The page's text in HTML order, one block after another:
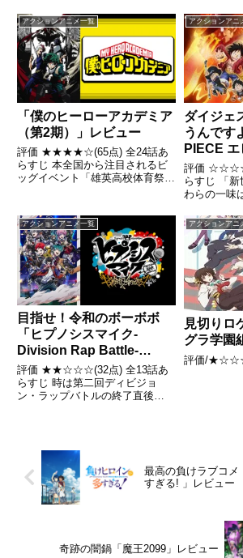
ちら あらすじ2011年、国民的人
気を誇るアイドルグループ
「Sweet Diva」の頂点たるセン
ターボーカルを...
の街には、
観衆を魅了
アクションアニメ一覧
「僕のヒーローアカデミア
（第2期）」レビュー
評価 ★★★★☆(65点) 全24話あ
らすじ 本全国から注目されるビ
ッグイベント「雄英高校体育祭」
意志で挑むお茶子と飯田天哉、そ
して、ある男を“否定する”ために
優勝を狙う轟焦凍。引...
アクションアニ
ダイジェ
うんです
PIECE
ボ 〜3兄
と受け継
ビュー
評価
らすじ 「
わらの一味
と同盟を結
ながるドフ
スローザに
Wikipedia
アクションアニメ一覧
目指せ！令和のボーボボ
「ヒプノシスマイク-
Division Rap Battle-
Rhyme Anima +」レビュ
ー
評価 ★★☆☆☆(32点) 全13話あ
らすじ 時は第二回ディビジョ
ン・ラップバトルの終了直後
Wikipedia
アクションアニ
見切りロ
グラ学園
評価/
最高の負けラブコメ
すぎる! 」レビュー
奇跡の闇鍋「魔王2099」レビュー